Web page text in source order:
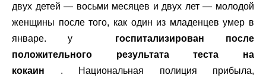
двух детей — восьми месяцев и двух лет — молодой
женщины после того, как один из младенцев умер в
январе. y госпитализирован после
положительного результата теста на
кокаин . Национальная полиция прибыла,